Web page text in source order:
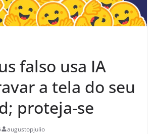
falso usa IA
a tela do seu
proteja-se
augustopjulio